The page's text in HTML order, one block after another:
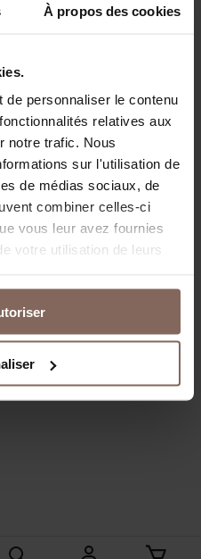
À propos des cookies
personnaliser le contenu
relatives aux
notre trafic. Nous
sur l'utilisation de
de médias sociaux, de
combiner celles-ci
vous leur avez fournies
votre utilisation de leurs